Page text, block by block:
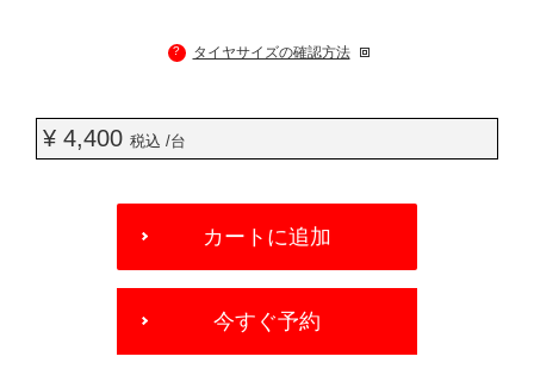
? タイヤサイズの確認方法
¥ 4,400 税込 /台
OPTIONS
カートに追加
今すぐ予約